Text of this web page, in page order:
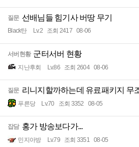
질문 선배님들 힘기사 버땅 무기
Black탄 Lv.2 조회 2417 08-06
서버현황 군터서버 현황
지난후회 Lv.86 조회 2604 08-06
질문 리니지할까하는데 유료패키지 무
푸른당 Lv.70 조회 3352 08-05
잡담 홍가 방송보다가...
민지아방 Lv.79 조회 3351 08-05